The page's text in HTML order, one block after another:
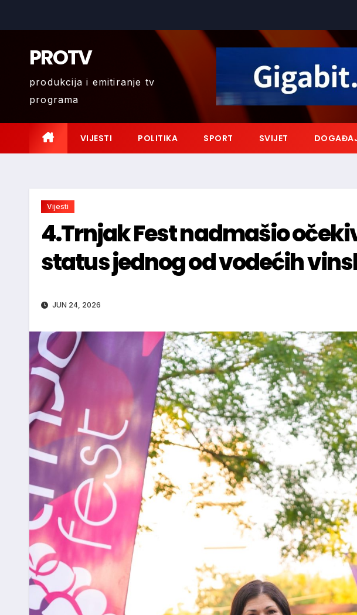
PROTV
produkcija i emitiranje tv
programa
VIJESTI POLITIKA SPORT SVIJET
Vijesti
4.Trnjak Fest nadmašio
status jednog od vodećih
JUN 24, 2026